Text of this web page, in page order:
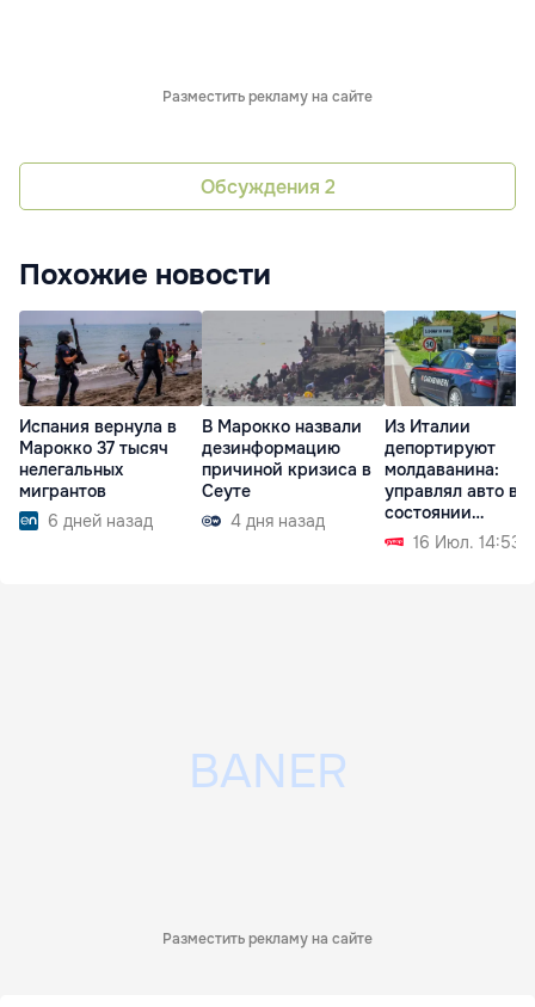
Разместить рекламу на сайте
Обсуждения 2
Похожие новости
Испания вернула в
Марокко 37 тысяч
нелегальных
мигрантов
6 дней назад
В Марокко назвали
дезинформацию
причиной кризиса в
Сеуте
4 дня назад
Из Италии
депортируют
молдаванина:
управлял авто в
состоянии
алкогольного
16 Июл. 14:53
Разместить рекламу на сайте